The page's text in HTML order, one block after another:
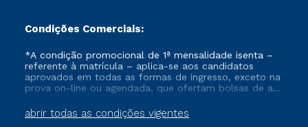
Condições Comerciais:
abrir todas as condições vigentes
*A condição promocional de 1ª mensalidade isenta –
referente à matrícula – aplica-se aos candidatos
aprovados em todas as formas de ingresso, exceto na
prova on-line ou agendada, que ofertam bolsas de até
vigente, que ainda não tenham efetivado e/ou não
tenham cancelado ou trancado sua matrícula em uma